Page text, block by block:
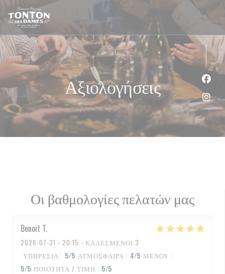
Πίνακας διαχείρισης "Μπισκότων" (Cookies)
Αξιολογήσεις
Οι βαθμολογίες πελατών μας
Benoit T
2026-07-31 - 20:15 - ΚΑΛΕΣΜΈΝΟΙ 3
ΥΠΗΡΕΣΊΑ : 5/5 ΑΤΜΌΣΦΑΙΡΑ : 4/5 ΜΕΝΟΎ :
5/5 ΠΟΙΌΤΗΤΑ / ΤΙΜΉ : 5/5